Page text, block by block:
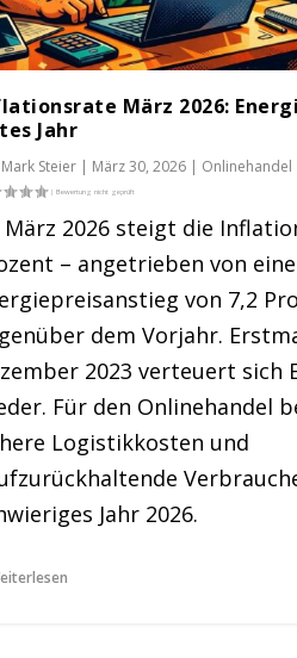
März 2026:
Jahr
Mark Steier | März 30, 2026 | Onlinehandel
März 2026 steigt die
– angetrieben von
von 7,2
dem Vorjahr.
2023 verteuert sich
Für den Onlinehandel
Logistikkosten und
Jahr 2026.